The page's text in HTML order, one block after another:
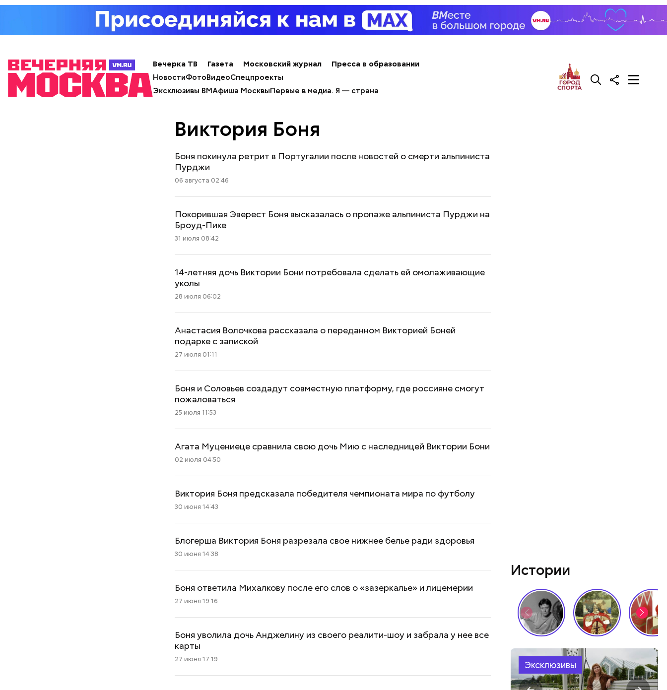
Вечерка ТВ Газета Московский журнал
Пресса в образовании
НовостиФотоВидеоСпецпроекты
Эксклюзивы ВМАфиша МосквыПервые в медиа. Я — страна
Виктория Боня
Боня покинула ретрит в Португалии после новостей о смерти альпиниста
Пурджи
06 августа 02:46
Покорившая Эверест Боня высказалась о пропаже альпиниста Пурджи на
Броуд-Пике
31 июля 08:42
14-летняя дочь Виктории Бони потребовала сделать ей омолаживающие
уколы
28 июля 06:02
Анастасия Волочкова рассказала о переданном Викторией Боней
подарке с запиской
27 июля 01:11
Боня и Соловьев создадут совместную платформу, где россияне смогут
пожаловаться
25 июля 11:53
Агата Муцениеце сравнила свою дочь Мию с наследницей Виктории Бони
02 июля 04:50
Виктория Боня предсказала победителя чемпионата мира по футболу
30 июня 14:43
Блогерша Виктория Боня разрезала свое нижнее белье ради здоровья
30 июня 14:38
Боня ответила Михалкову после его слов о «зазеркалье» и лицемерии
27 июня 19:16
Боня уволила дочь Анджелину из своего реалити-шоу и забрала у нее все
карты
27 июня 17:19
Истории
Эксклюзивы